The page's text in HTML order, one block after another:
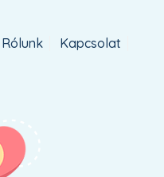
Rólunk
Kapcsolat